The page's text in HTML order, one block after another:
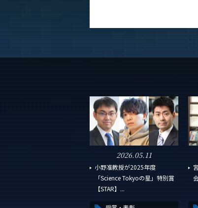
2026.05.11
小野准教授が2025年度
「Science Tokyoの星」特別賞
【STAR】...